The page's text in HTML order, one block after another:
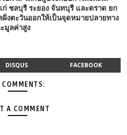
ชลบุรี ระยอง จันทบุรี และตราด ยก
ฝั่งตะวันออกให้เป็นจุดหมายปลายทาง
มูลค่าสูง
DISQUS FACEBOOK
COMMENTS:
A COMMENT